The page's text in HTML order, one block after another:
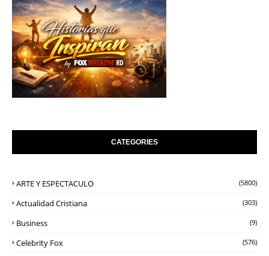
CATEGORIES
ARTE Y ESPECTACULO (5800)
Actualidad Cristiana (303)
Business (9)
Celebrity Fox (576)